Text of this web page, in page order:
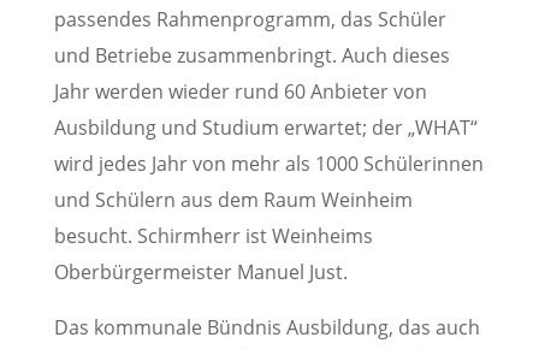
passendes Rahmenprogramm, das Schüler
und Betriebe zusammenbringt. Auch dieses
Jahr werden wieder rund 60 Anbieter von
Ausbildung und Studium erwartet; der „WHAT“
wird jedes Jahr von mehr als 1000 Schülerinnen
und Schülern aus dem Raum Weinheim
besucht. Schirmherr ist Weinheims
Oberbürgermeister Manuel Just.
Das kommunale Bündnis Ausbildung, das auch